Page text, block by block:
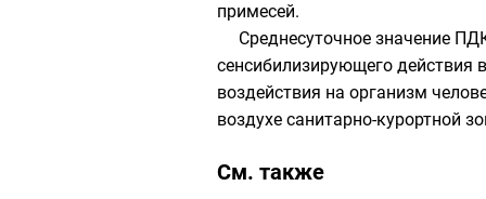
примесей.
Среднесуточное значение
сенсибилизирующего действия
воздействия на организм
воздухе санитарно-курортной
См. также